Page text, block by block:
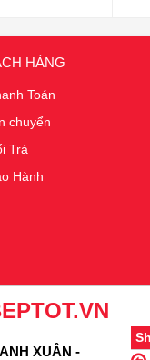
HÀNG
Toán
chuyển
Trả
Hành
XUÂN -